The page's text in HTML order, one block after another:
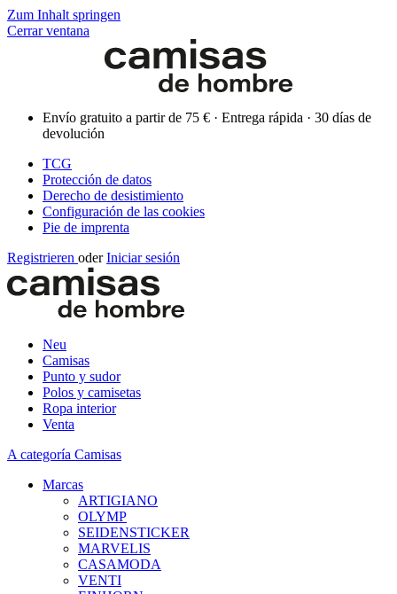
Zum Inhalt springen
Cerrar ventana
Envío gratuito a partir de 75 € · Entrega rápida · 30 días de
devolución
TCG
Protección de datos
Derecho de desistimiento
Configuración de las cookies
Pie de imprenta
Registrieren oder Iniciar sesión
Neu
Camisas
Punto y sudor
Polos y camisetas
Ropa interior
Venta
A categoría Camisas
Marcas
ARTIGIANO
OLYMP
SEIDENSTICKER
MARVELIS
CASAMODA
VENTI